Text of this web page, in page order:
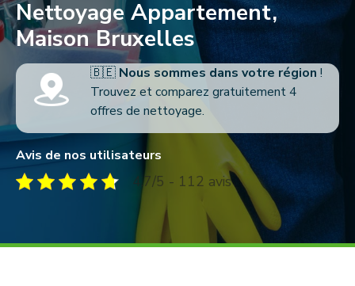
Nettoyage Appartement,
Maison Bruxelles
🇧🇪 Nous sommes dans votre région !
Trouvez et comparez gratuitement 4
offres de nettoyage.
Avis de nos utilisateurs
4.7/5 - 112 avis